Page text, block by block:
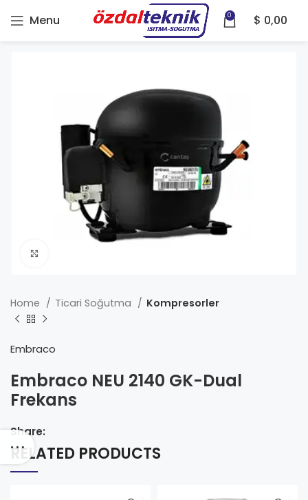
Menu 0 $ 0,00
Home Ticari Soğutma Kompresorler
Embraco
Embraco NEU 2140 GK-Dual
Frekans
Share:
RELATED PRODUCTS